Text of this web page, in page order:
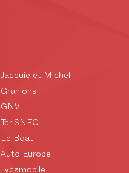
Jacquie et Michel
Granions
GNV
Ter SNFC
Le Boat
Auto Europe
Lycamobile